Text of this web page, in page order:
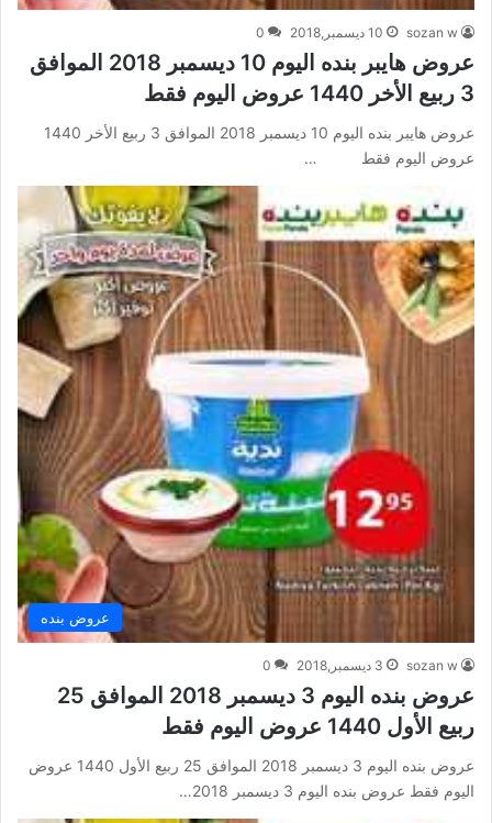
sozan w 10 ديسمبر,2018 0
عروض هايبر بنده اليوم 10 ديسمبر 2018 الموافق
3 ربيع الأخر 1440 عروض اليوم فقط
عروض هايبر بنده اليوم 10 ديسمبر 2018 الموافق 3 ربيع الأخر 1440
عروض اليوم فقط …
عروض بنده
sozan w 3 ديسمبر,2018 0
عروض بنده اليوم 3 ديسمبر 2018 الموافق 25
ربيع الأول 1440 عروض اليوم فقط
عروض بنده اليوم 3 ديسمبر 2018 الموافق 25 ربيع الأول 1440 عروض
اليوم فقط عروض بنده اليوم 3 ديسمبر 2018…